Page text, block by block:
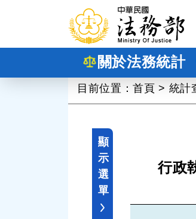
跳到主要內容
關於法務統計
目前位置：首頁 > 統計
顯
示
選
單
行政